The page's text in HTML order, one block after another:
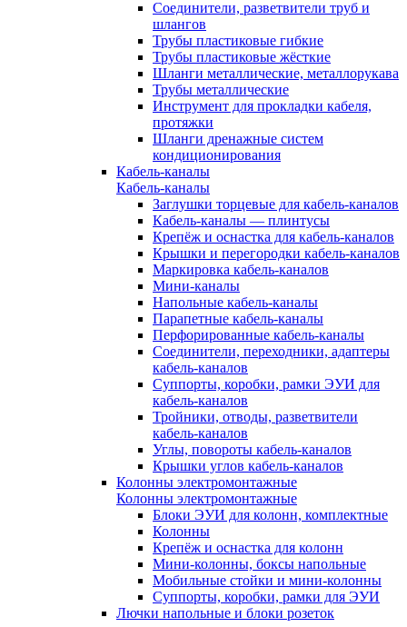
Соединители, разветвители труб и
шлангов
Трубы пластиковые гибкие
Трубы пластиковые жёсткие
Шланги металлические, металлорукава
Трубы металлические
Инструмент для прокладки кабеля,
протяжки
Шланги дренажные систем
кондиционирования
Кабель-каналы
Кабель-каналы
Заглушки торцевые для кабель-каналов
Кабель-каналы — плинтусы
Крепёж и оснастка для кабель-каналов
Крышки и перегородки кабель-каналов
Маркировка кабель-каналов
Мини-каналы
Напольные кабель-каналы
Парапетные кабель-каналы
Перфорированные кабель-каналы
Соединители, переходники, адаптеры
кабель-каналов
Суппорты, коробки, рамки ЭУИ для
кабель-каналов
Тройники, отводы, разветвители
кабель-каналов
Углы, повороты кабель-каналов
Крышки углов кабель-каналов
Колонны электромонтажные
Колонны электромонтажные
Блоки ЭУИ для колонн, комплектные
Колонны
Крепёж и оснастка для колонн
Мини-колонны, боксы напольные
Мобильные стойки и мини-колонны
Суппорты, коробки, рамки для ЭУИ
Лючки напольные и блоки розеток